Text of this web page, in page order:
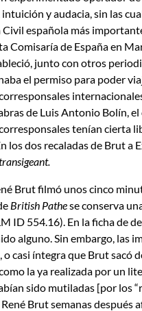
y audacia, sin las
española más
Comisaría de España en
junto con otros
el permiso para poder
de Luis Antonio Bolín,
tenían cierta
los dos recaladas de Brut a
Brut filmó unos cinco
British Pathese conserva
ID 554.16). En la ficha de
alguno. Sin embargo, las
casi íntegra que Brut sacó
la ya realizada por un
sido mutiladas [por los
Brut semanas después